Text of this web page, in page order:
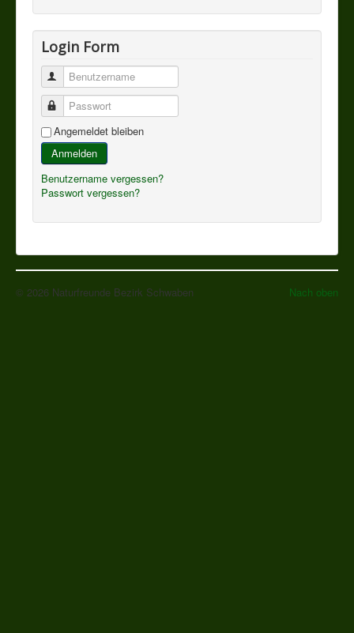
Login Form
Benutzername
Passwort
Angemeldet bleiben
Anmelden
Benutzername vergessen?
Passwort vergessen?
Nach oben
© 2026 Naturfreunde Bezirk Schwaben